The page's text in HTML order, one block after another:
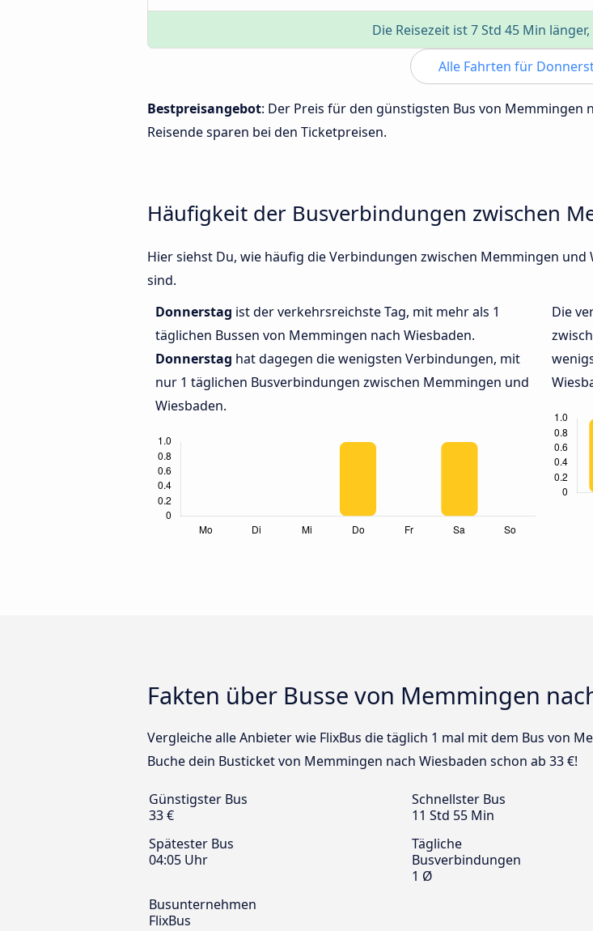
Die Reisezeit ist 7 Std 45 Min
Alle Fahrten für
Bestpreisangebot: Der Preis für den günstigsten Bus von Memmingen
Reisende sparen bei den Ticketpreisen.
Häufigkeit der Busverbindungen zwischen
Hier siehst Du, wie häufig die Verbindungen zwischen Memmingen
sind.
Donnerstag ist der verkehrsreichste Tag, mit mehr als 1
täglichen Bussen von Memmingen nach Wiesbaden.
Donnerstag hat dagegen die wenigsten Verbindungen, mit
nur 1 täglichen Busverbindungen zwischen Memmingen und
Wiesbaden.
Die
Fakten über Busse von Memmingen
Vergleiche alle Anbieter wie FlixBus die täglich 1 mal mit dem Bus von
Buche dein Busticket von Memmingen nach Wiesbaden schon ab 33 €!
Günstigster Bus
33 €
Schnellster Bus
11 Std 55 Min
Spätester Bus
04:05 Uhr
Tägliche
Busverbindungen
1 Ø
Busunternehmen
FlixBus